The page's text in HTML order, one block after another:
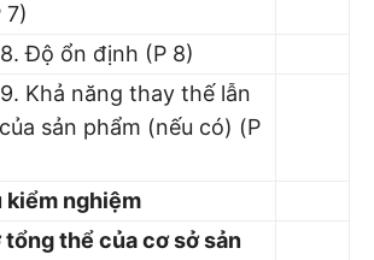
7)
Độ ổn định (P 8)
Khả năng thay thế lẫn
sản phẩm (nếu có) (P
kiểm nghiệm
tổng thể của cơ sở sản